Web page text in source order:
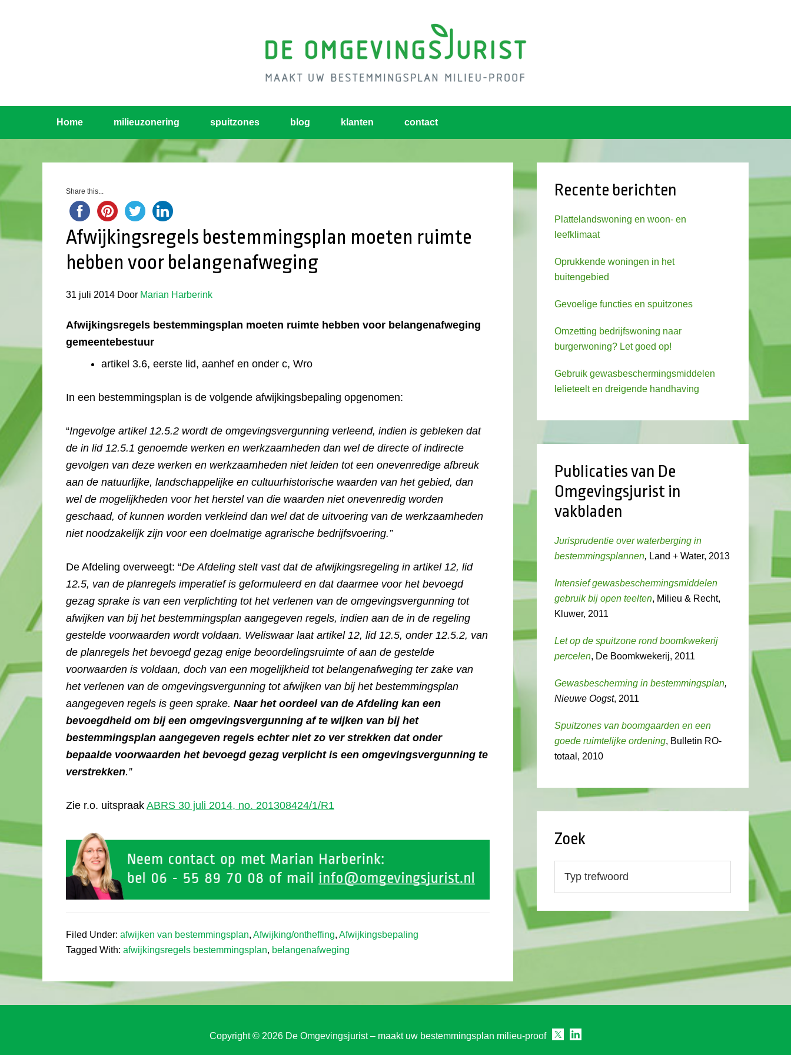
Home milieuzonering spuitzones blog klanten contact
Share this...
Afwijkingsregels bestemmingsplan moeten ruimte
hebben voor belangenafweging
31 juli 2014 Door Marian Harberink
Afwijkingsregels bestemmingsplan moeten ruimte hebben voor belangenafweging
gemeentebestuur
artikel 3.6, eerste lid, aanhef en onder c, Wro
In een bestemmingsplan is de volgende afwijkingsbepaling opgenomen:
“Ingevolge artikel 12.5.2 wordt de omgevingsvergunning verleend, indien is gebleken dat
de in lid 12.5.1 genoemde werken en werkzaamheden dan wel de directe of indirecte
gevolgen van deze werken en werkzaamheden niet leiden tot een onevenredige afbreuk
aan de natuurlijke, landschappelijke en cultuurhistorische waarden van het gebied, dan
wel de mogelijkheden voor het herstel van die waarden niet onevenredig worden
geschaad, of kunnen worden verkleind dan wel dat de uitvoering van de werkzaamheden
niet noodzakelijk zijn voor een doelmatige agrarische bedrijfsvoering.”
De Afdeling overweegt: “De Afdeling stelt vast dat de afwijkingsregeling in artikel 12, lid
12.5, van de planregels imperatief is geformuleerd en dat daarmee voor het bevoegd
gezag sprake is van een verplichting tot het verlenen van de omgevingsvergunning tot
afwijken van bij het bestemmingsplan aangegeven regels, indien aan de in de regeling
gestelde voorwaarden wordt voldaan. Weliswaar laat artikel 12, lid 12.5, onder 12.5.2, van
de planregels het bevoegd gezag enige beoordelingsruimte of aan de gestelde
voorwaarden is voldaan, doch van een mogelijkheid tot belangenafweging ter zake van
het verlenen van de omgevingsvergunning tot afwijken van bij het bestemmingsplan
aangegeven regels is geen sprake. Naar het oordeel van de Afdeling kan een
bevoegdheid om bij een omgevingsvergunning af te wijken van bij het
bestemmingsplan aangegeven regels echter niet zo ver strekken dat onder
bepaalde voorwaarden het bevoegd gezag verplicht is een omgevingsvergunning te
verstrekken.”
Zie r.o. uitspraak ABRS 30 juli 2014, no. 201308424/1/R1
Filed Under: afwijken van bestemmingsplan, Afwijking/ontheffing, Afwijkingsbepaling
Tagged With: afwijkingsregels bestemmingsplan, belangenafweging
Recente berichten
Plattelandswoning en woon- en
leefklimaat
Oprukkende woningen in het
buitengebied
Gevoelige functies en spuitzones
Omzetting bedrijfswoning naar
burgerwoning? Let goed op!
Gebruik gewasbeschermingsmiddelen
lelieteelt en dreigende handhaving
Publicaties van De
Omgevingsjurist in
vakbladen
Jurisprudentie over waterberging in
bestemmingsplannen, Land + Water, 2013
Intensief gewasbeschermingsmiddelen
gebruik bij open teelten, Milieu & Recht,
Kluwer, 2011
Let op de spuitzone rond boomkwekerij
percelen, De Boomkwekerij, 2011
Gewasbescherming in bestemmingsplan,
Nieuwe Oogst, 2011
Spuitzones van boomgaarden en een
goede ruimtelijke ordening, Bulletin RO-
totaal, 2010
Zoek
Copyright © 2026 De Omgevingsjurist – maakt uw bestemmingsplan milieu-proof